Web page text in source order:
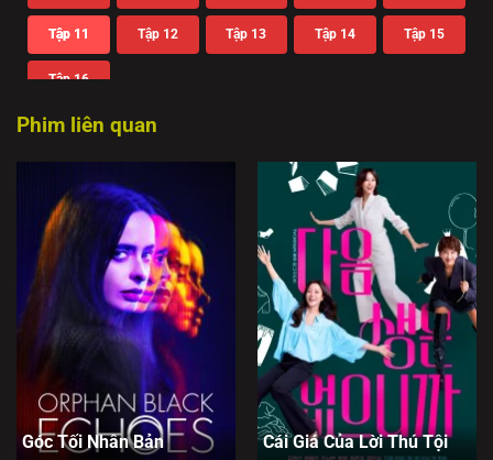
Tập 11 Tập 12 Tập 13 Tập 14 Tập 15
Tập 16
Phim liên quan
Góc Tối Nhân Bản Cái Giá Của Lời Thú Tội